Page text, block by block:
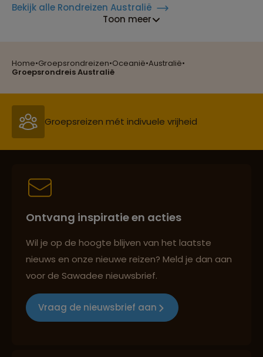
Home•Groepsrondreizen•Oceanië•Australië•
Groepsrondreis Australië
Bekijk alle Rondreizen Australië
Toon meer
Reizen met oog voor mens, cultuur en milieu
Groepsreizen mét indivuele vrijheid
Persoonlijk en deskundig reisadvies
Reizen met oog voor mens, cultuur en milieu
Ontvang inspiratie en acties
Wil je op de hoogte blijven van het laatste
nieuws en onze nieuwe reizen? Meld je dan aan
voor de Sawadee nieuwsbrief.
Vraag de nieuwsbrief aan